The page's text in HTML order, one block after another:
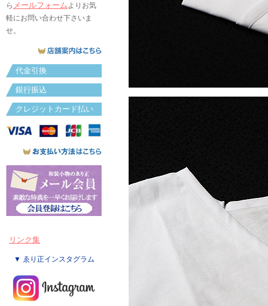
ら メールフォームよりお気
軽にお問い合わせ下さいま
せ。
代金引換
銀行振込
クレジットカード払い
リンク集
▼ ゑり正インスタグラム